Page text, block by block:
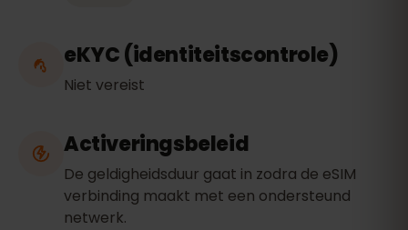
eKYC (identiteitscontrole)
Niet vereist
Activeringsbeleid
De geldigheidsduur gaat in zodra de eSIM
verbinding maakt met een ondersteund
netwerk.